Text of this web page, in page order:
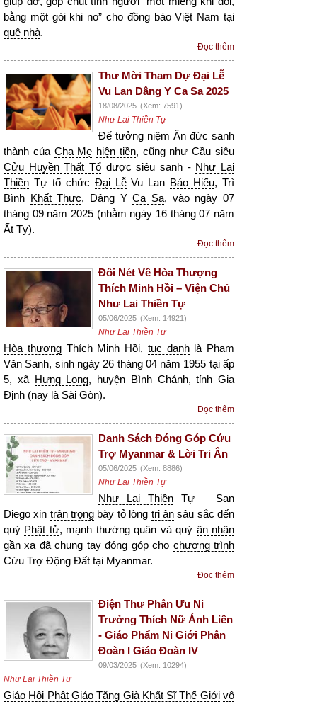
bằng một gói khi no” cho đồng bàoViệt Nam tại
quê nhà.
Đọc thêm
Thư Mời Tham Dự Đại Lễ
Vu Lan Dâng Y Ca Sa 2025
18/08/2025 (Xem: 7591)
Như Lai Thiền Tự
Để tưởng niệm Ân đức sanh
thành của Cha Mẹ hiện tiền, cũng như Cầu siêu
Cửu Huyền Thất Tổ được siêu sanh - Như Lai
Thiền Tự tổ chức Đại LễVu Lan Báo Hiếu, Trì
Bình Khất Thực, Dâng YCa Sa, vào ngày 07
tháng 09 năm 2025 (nhằm ngày 16 tháng 07 năm
Ất Tỵ).
Đọc thêm
Đôi Nét Về Hòa Thượng
Thích Minh Hồi – Viện Chủ
Như Lai Thiền Tự
05/06/2025 (Xem: 14921)
Như Lai Thiền Tự
Hòa thượngThích Minh Hồi, tục danhlà Phạm
Văn Sanh, sinh ngày 26 tháng 04 năm 1955 tại ấp
5, xã Hưng Long, huyện Bình Chánh, tỉnh Gia
Định (nay là Sài Gòn).
Đọc thêm
Danh Sách Đóng Góp Cứu
Trợ Myanmar & Lời Tri Ân
05/06/2025 (Xem: 8886)
Như Lai Thiền Tự
Như Lai Thiền Tự – San
Diego xin trân trọng bày tỏ lòng tri ânsâu sắc đến
quý Phật tử, mạnh thường quân và quý ân nhân
gần xa đã chung tay đóng góp cho chương trình
Cứu Trợ Động Đất tại Myanmar.
Đọc thêm
Điện Thư Phân Ưu Ni
Trưởng Thích Nữ Ánh Liên
- Giáo Phẩm Ni Giới Phân
Đoàn I Giáo Đoàn IV
09/03/2025 (Xem: 10294)
Như Lai Thiền Tự
Giáo Hội Phật Giáo Tăng Già Khất Sĩ Thế Giới vô